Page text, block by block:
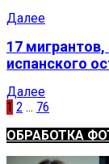
Далее
17
испанского
Далее
Пагинация
записей
1 2 … 76
ОБРАБОТКА